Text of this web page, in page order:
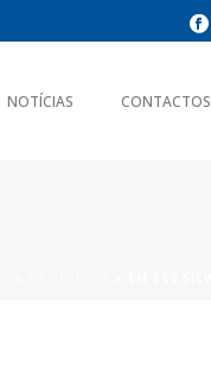
NOTÍCIAS CONTACTOS